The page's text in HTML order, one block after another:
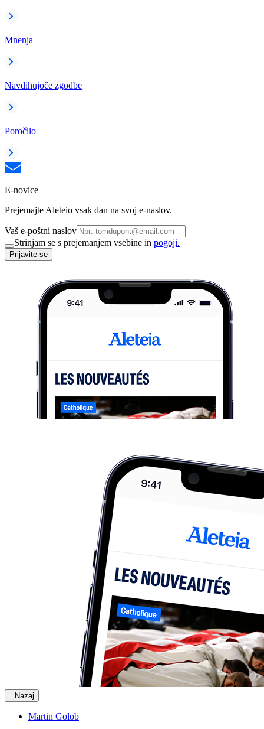
Mnenja
Navdihujoče zgodbe
Poročilo
E-novice
Prejemajte Aleteio vsak dan na svoj e-naslov.
Vaš e-poštni naslov
Strinjam se s prejemanjem vsebine in pogoji.
Prijavite se
Nazaj
Martin Golob